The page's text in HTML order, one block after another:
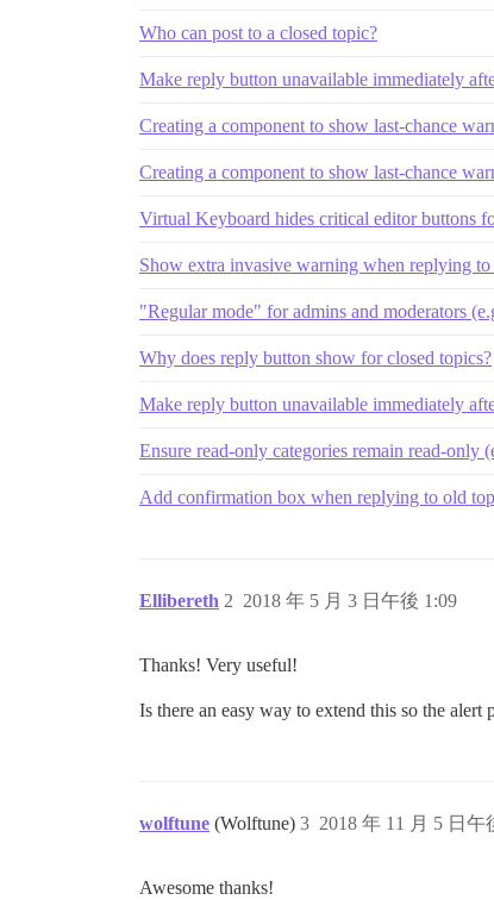
Who can post to a closed topic?
Make reply button unavailable immediately
Creating a component to show last-chance
Creating a component to show last-chance
Virtual Keyboard hides critical editor buttons
Show extra invasive warning when replying
"Regular mode" for admins and moderators
Why does reply button show for closed topics?
Make reply button unavailable immediately
Ensure read-only categories remain read-only
Add confirmation box when replying to old
Ellibereth 2018 年 5 月 3 日午後 1:09
2
Thanks! Very useful!
Is there an easy way to extend this so the
wolftune (Wolftune) 2018 年 11 月 5 日午
3
Awesome thanks!